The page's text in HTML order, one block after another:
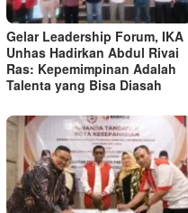
Gelar Leadership Forum, IKA
Unhas Hadirkan Abdul Rivai
Ras: Kepemimpinan Adalah
Talenta yang Bisa Diasah